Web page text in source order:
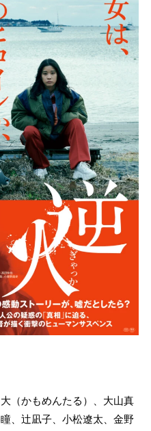
（かもめんたる）、大山真
、辻凪子、小松遼太、金野